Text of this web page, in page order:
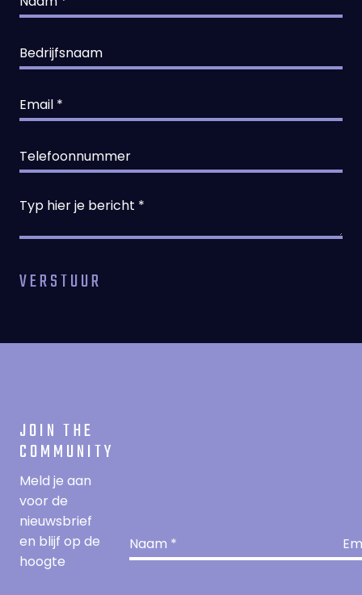
JOIN THE
COMMUNITY
Meld je aan
voor de
nieuwsbrief
en blijf op de
hoogte